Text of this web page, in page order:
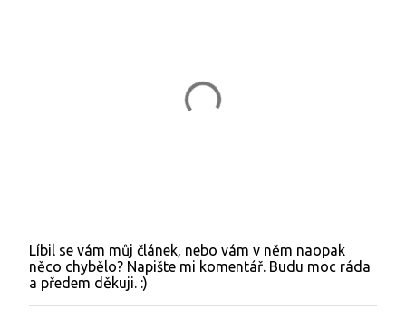
O
k
o
m
Líbil se vám můj článek, nebo vám v něm naopak
něco chybělo? Napište mi komentář. Budu moc ráda
a předem děkuji. :)